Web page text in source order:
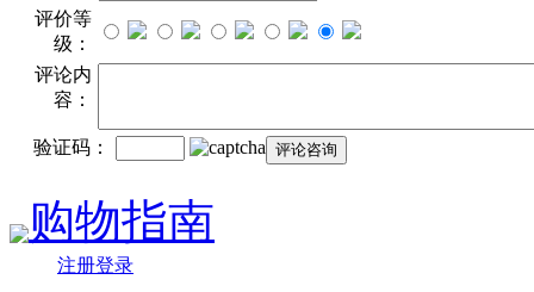
评价等
级：
评论内
容：
验证码：
购物指南
注册登录